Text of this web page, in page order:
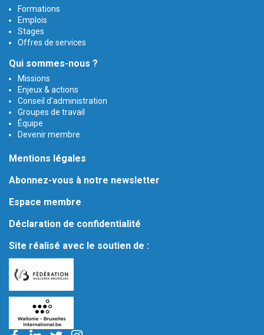
Formations
Emplois
Stages
Offres de services
Qui sommes-nous ?
Missions
Enjeux & actions
Conseil d'administration
Groupes de travail
Équipe
Devenir membre
Mentions légales
Abonnez-vous à notre newsletter
Espace membre
Déclaration de confidentialité
Site réalisé avec le soutien de :